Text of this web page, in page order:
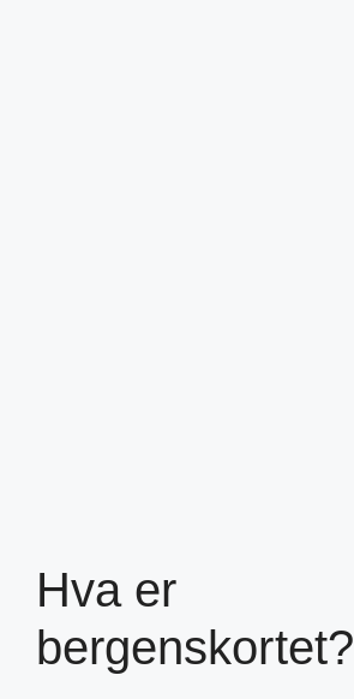
Hva er
bergenskortet?